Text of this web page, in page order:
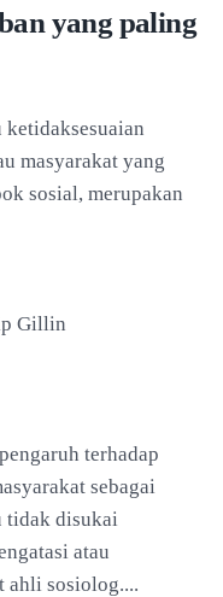
yang paling
ketidaksesuaian
masyarakat yang
sosial, merupakan
Gillin
terhadap
sebagai
tidak disukai
atau
ahli sosiolog....